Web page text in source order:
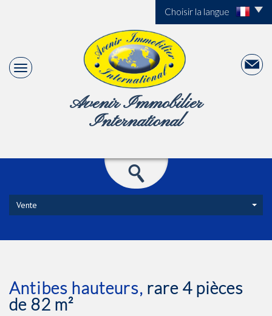
Choisir la langue
Avenir Immobilier
International
Vente
antibes hauteurs, rare 4 pièces
de 82 m²